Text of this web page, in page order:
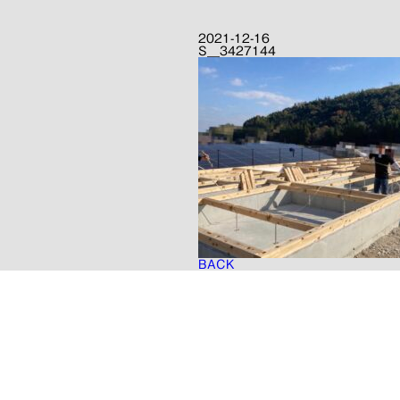
2021-12-16
S__3427144
BACK